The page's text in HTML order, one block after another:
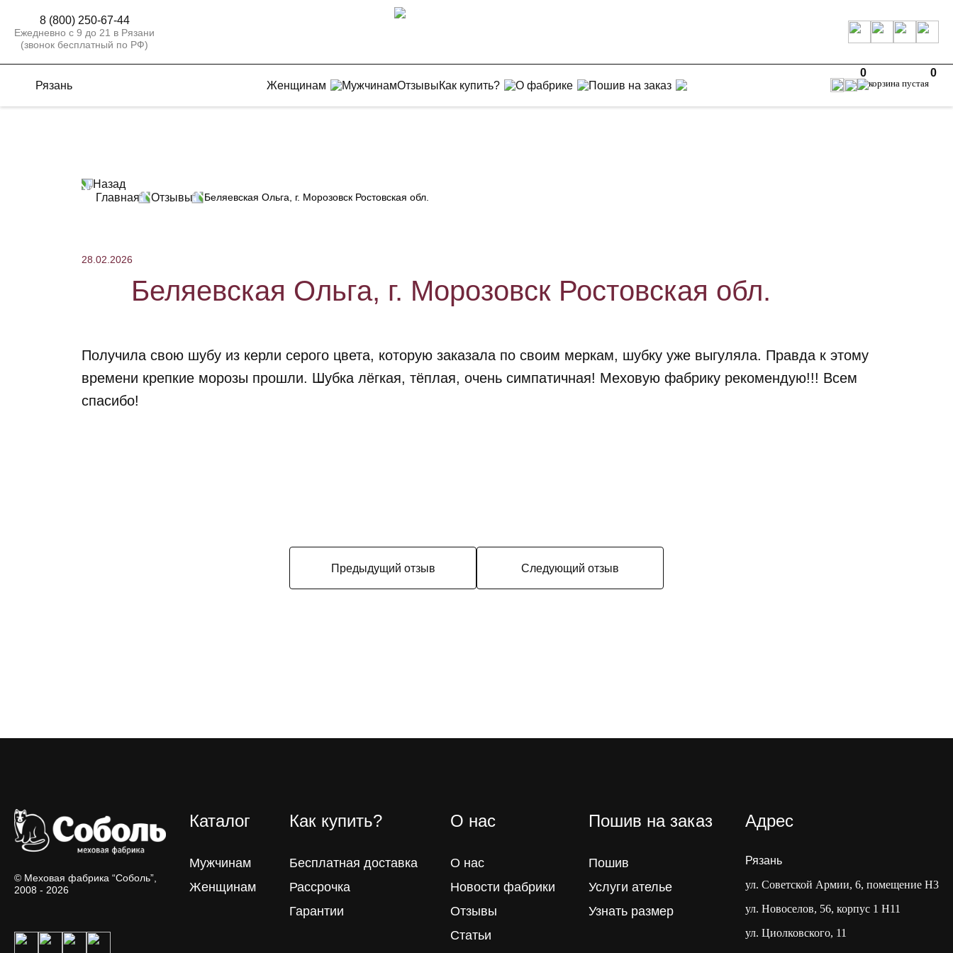
8 (800) 250-67-44
Ежедневно с 9 до 21 в Рязани
(звонок бесплатный по РФ)
Рязань Женщинам МужчинамОтзывыКак купить? О фабрике Пошив на заказ
0 0
Назад
Главная
Отзывы Беляевская Ольга, г. Морозовск Ростовская обл.
28.02.2026
Беляевская Ольга, г. Морозовск Ростовская обл.
Получила свою шубу из керли серого цвета, которую заказала по своим меркам, шубку уже выгуляла. Правда к этому
времени крепкие морозы прошли. Шубка лёгкая, тёплая, очень симпатичная! Меховую фабрику рекомендую!!! Всем
спасибо!
Предыдущий отзыв Следующий отзыв
© Меховая фабрика “Соболь”,
2008 - 2026
Каталог
Мужчинам
Женщинам
Как купить?
Бесплатная доставка
Рассрочка
Гарантии
О нас
О нас
Новости фабрики
Отзывы
Статьи
Пошив на заказ
Пошив
Услуги ателье
Узнать размер
Адрес
Рязань
ул. Советской Армии, 6, помещение Н3
ул. Новоселов, 56, корпус 1 Н11
ул. Циолковского, 11